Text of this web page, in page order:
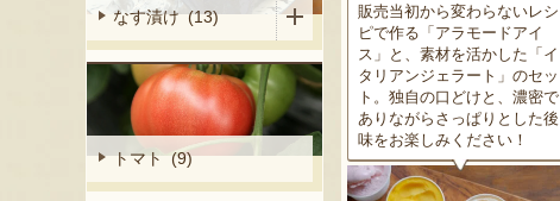
なす漬け (13)
トマト (9)
販売当初から変わらないレシ
ピで作る「アラモードアイ
ス」と、素材を活かした「イ
タリアンジェラート」のセッ
ト。独自の口どけと、濃密で
ありながらさっぱりとした後
味をお楽しみください！
この道50年の大ベテラン農家
が育てた美味しい新潟枝豆・
茶豆！手塩にかけて育てた枝
豆の甘味と深い香り、コクの
ある旨味を是非一度お試し下
さい。お中元にもオススメ！